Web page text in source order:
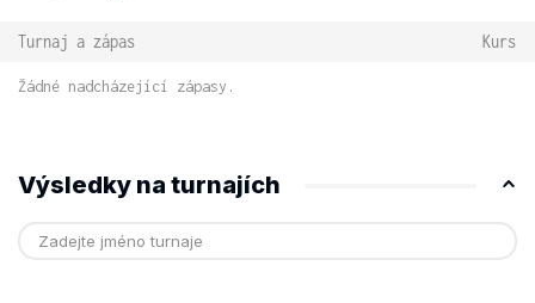
Turnaj a zápas Kurs
Žádné nadcházející zápasy.
Výsledky na turnajích